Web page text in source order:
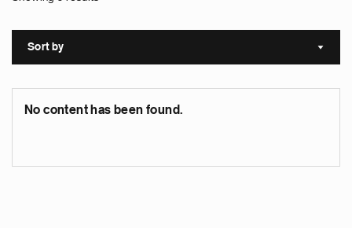
Sort by Sort
No content has been found.